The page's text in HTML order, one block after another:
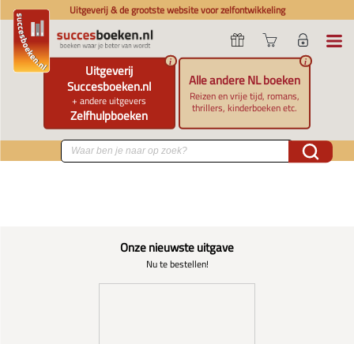
Uitgeverij & de grootste website voor zelfontwikkeling
Uitgeverij
Succesboeken.nl
+ andere uitgevers
Zelfhulpboeken
i
Alle andere NL boeken
Reizen en vrije tijd, romans,
thrillers, kinderboeken etc.
i
Onze nieuwste uitgave
Nu te bestellen!